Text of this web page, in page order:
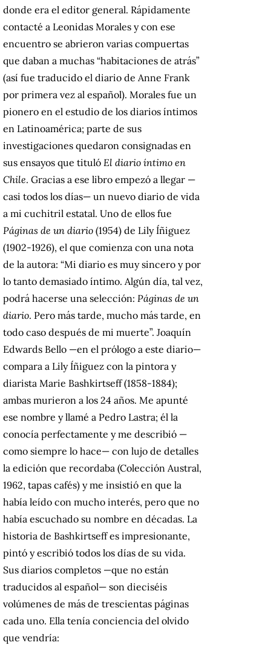
donde era el editor general. Rápidamente
contacté a Leonidas Morales y con ese
encuentro se abrieron varias compuertas
que daban a muchas “habitaciones de atrás”
(así fue traducido el diario de Anne Frank
por primera vez al español). Morales fue un
pionero en el estudio de los diarios íntimos
en Latinoamérica; parte de sus
investigaciones quedaron consignadas en
sus ensayos que tituló El diario íntimo en
Chile. Gracias a ese libro empezó a llegar —
casi todos los días— un nuevo diario de vida
a mi cuchitril estatal. Uno de ellos fue
Páginas de un diario (1954) de Lily Íñiguez
(1902-1926), el que comienza con una nota
de la autora: “Mi diario es muy sincero y por
lo tanto demasiado íntimo. Algún día, tal vez,
podrá hacerse una selección: Páginas de un
diario. Pero más tarde, mucho más tarde, en
todo caso después de mi muerte”. Joaquín
Edwards Bello —en el prólogo a este diario—
compara a Lily Íñiguez con la pintora y
diarista Marie Bashkirtseff (1858-1884);
ambas murieron a los 24 años. Me apunté
ese nombre y llamé a Pedro Lastra; él la
conocía perfectamente y me describió —
como siempre lo hace— con lujo de detalles
la edición que recordaba (Colección Austral,
1962, tapas cafés) y me insistió en que la
había leído con mucho interés, pero que no
había escuchado su nombre en décadas. La
historia de Bashkirtseff es impresionante,
pintó y escribió todos los días de su vida.
Sus diarios completos —que no están
traducidos al español— son dieciséis
volúmenes de más de trescientas páginas
cada uno. Ella tenía conciencia del olvido
que vendría: